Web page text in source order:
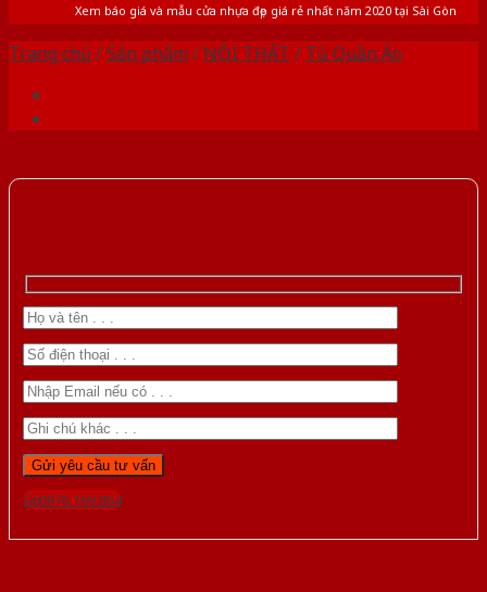
Xem báo giá và mẫu cửa nhựa đẹp giá rẻ nhất năm 2020 tại Sài Gòn
Trang chủ /Sản phẩm / NỘI THẤT / Tủ Quần Áo
Gọi 0976.169.864